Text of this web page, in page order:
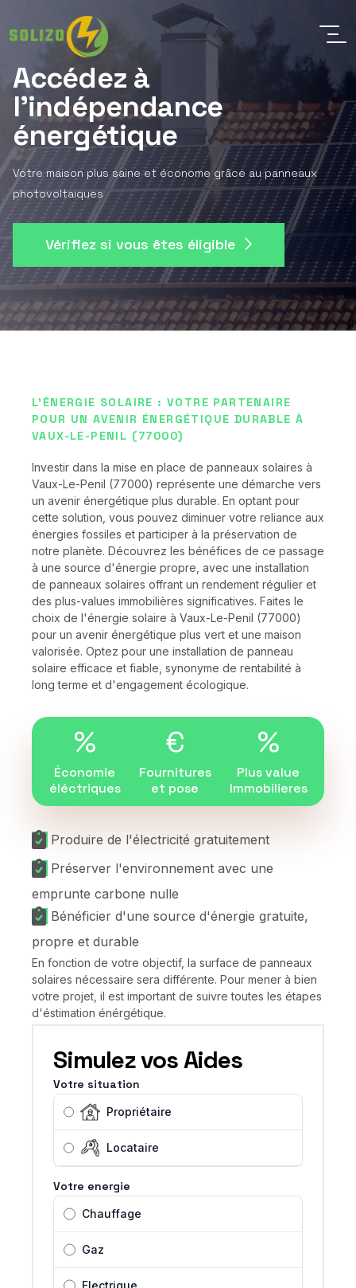
Accédez à
l'indépendance
énergétique
Votre maison plus saine et économe grâce au panneaux
photovoltaiques
Vérifiez si vous êtes éligible
L'ÉNERGIE SOLAIRE : VOTRE PARTENAIRE
POUR UN AVENIR ÉNERGÉTIQUE DURABLE À
VAUX-LE-PENIL (77000)
Investir dans la mise en place de panneaux solaires à
Vaux-Le-Penil (77000) représente une démarche vers
un avenir énergétique plus durable. En optant pour
cette solution, vous pouvez diminuer votre reliance aux
énergies fossiles et participer à la préservation de
notre planète. Découvrez les bénéfices de ce passage
à une source d'énergie propre, avec une installation
de panneaux solaires offrant un rendement régulier et
des plus-values immobilières significatives. Faites le
choix de l'énergie solaire à Vaux-Le-Penil (77000)
pour un avenir énergétique plus vert et une maison
valorisée. Optez pour une installation de panneau
solaire efficace et fiable, synonyme de rentabilité à
long terme et d'engagement écologique.
%
Économie
éléctriques
€
Fournitures
et pose
%
Plus value
Immobilieres
Produire de l'électricité gratuitement
Préserver l'environnement avec une
emprunte carbone nulle
Bénéficier d'une source d'énergie gratuite,
propre et durable
En fonction de votre objectif, la surface de panneaux
solaires nécessaire sera différente. Pour mener à bien
votre projet, il est important de suivre toutes les étapes
d'éstimation énérgétique.
Simulez vos Aides
Votre situation
Propriétaire
Locataire
Votre energie
Chauffage
Gaz
Electrique